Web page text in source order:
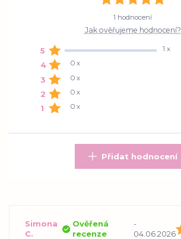
Přidat hodnocení
1 hodnocení
Jak ověřujeme hodnocení?
5 1 x
4 0 x
3 0 x
2 0 x
1 0 x
Simona
C.
Ověřená
recenze
-
04.06.2026